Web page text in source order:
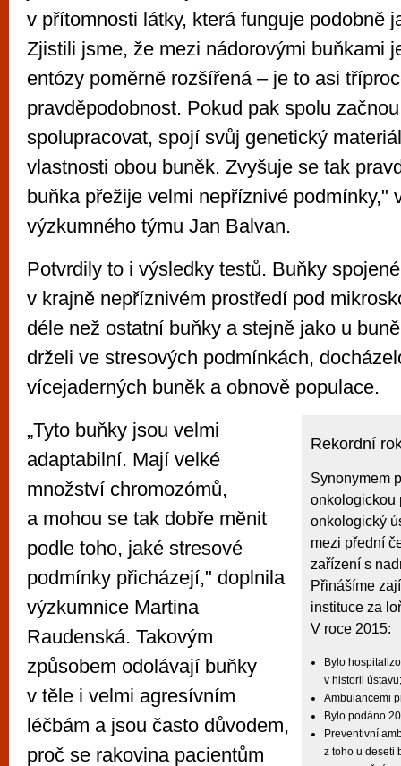
v přítomnosti látky, která funguje podobně
Zjistili jsme, že mezi nádorovými buňkami
entózy poměrně rozšířená – je to asi
pravděpodobnost. Pokud pak spolu
spolupracovat, spojí svůj genetický
vlastnosti obou buněk. Zvyšuje se tak
buňka přežije velmi nepříznivé podmínky,"
výzkumného týmu Jan Balvan.
Potvrdily to i výsledky testů. Buňky
v krajně nepříznivém prostředí pod
déle než ostatní buňky a stejně jako u
drželi ve stresových podmínkách,
vícejaderných buněk a obnově populace.
Rekordní
Synonymem
onkologickou
onkologický
mezi přední
zařízení s
Přinášíme
instituce za
V roce 2015:
Bylo
v historii ústavu;
Ambulancemi
Bylo podáno
Preventivní
z toho u deseti
„Tyto buňky jsou velmi
adaptabilní. Mají velké
množství chromozómů,
a mohou se tak dobře měnit
podle toho, jaké stresové
podmínky přicházejí," doplnila
výzkumnice Martina
Raudenská. Takovým
způsobem odolávají buňky
v těle i velmi agresívním
léčbám a jsou často důvodem,
proč se rakovina pacientům